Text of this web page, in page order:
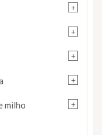
+
+
+
+
+
milho